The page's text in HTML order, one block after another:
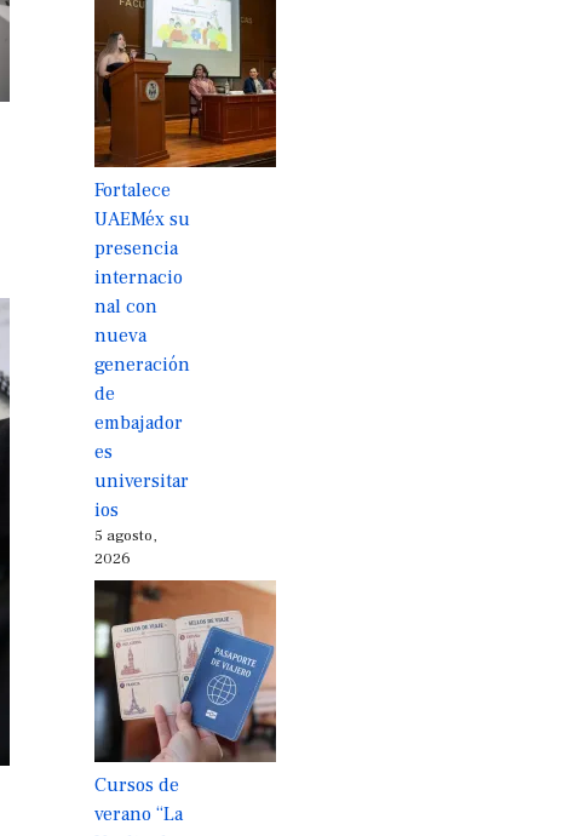
Fortalece
UAEMéx su
presencia
internacio
nal con
nueva
generación
de
embajador
es
universitar
ios
5 agosto,
2026
Cursos de
verano “La